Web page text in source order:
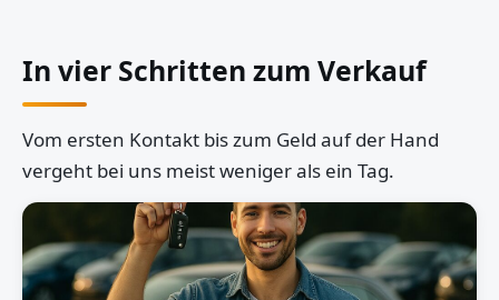
In vier Schritten zum Verkauf
Vom ersten Kontakt bis zum Geld auf der Hand
vergeht bei uns meist weniger als ein Tag.